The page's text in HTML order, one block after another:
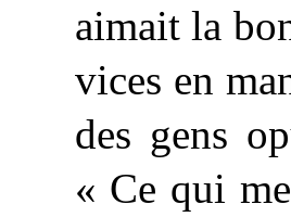
aimait la
vices en
des gens
« Ce qui